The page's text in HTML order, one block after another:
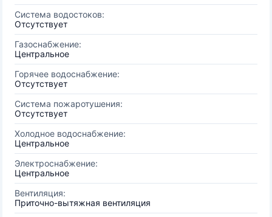
Система водостоков:
Отсутствует
Газоснабжение:
Центральное
Горячее водоснабжение:
Отсутствует
Система пожаротушения:
Отсутствует
Холодное водоснабжение:
Центральное
Электроснабжение:
Центральное
Вентиляция:
Приточно-вытяжная вентиляция